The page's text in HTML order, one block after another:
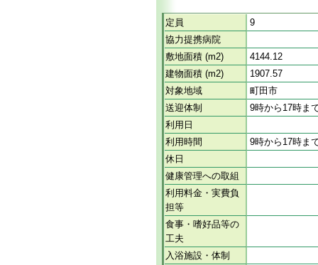
定員
9
協力提携病院
敷地面積 (m2)
4144.12
建物面積 (m2)
1907.57
対象地域
町田市
送迎体制
9時から17時ま
利用日
利用時間
9時から17時ま
休日
健康管理への取組
利用料金・実費負
担等
食事・嗜好品等の
工夫
入浴施設・体制